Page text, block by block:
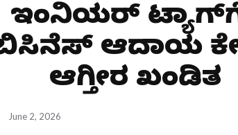
ಇಂಜಿನಿಯರ್‌
ಆದಾಯ
ಆಗ್ತೀರ ಖಂಡಿತ
June 2, 2026